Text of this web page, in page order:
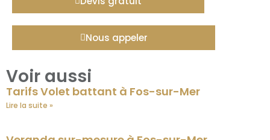
Nous appeler
Voir aussi
Tarifs Volet battant à Fos-sur-Mer
Lire la suite »